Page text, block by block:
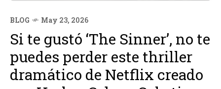
BLOG May 23, 2026
Si te gustó ‘The Sinner’, no te
puedes perder este thriller
dramático de Netflix creado